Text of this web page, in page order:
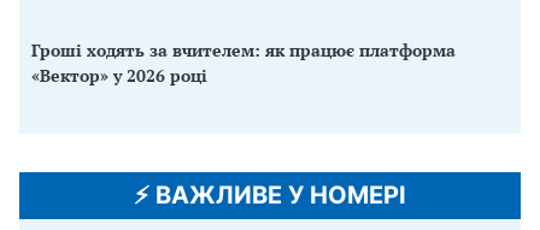
Гроші ходять за вчителем: як працює платформа
«Вектор» у 2026 році
⚡️ ВАЖЛИВЕ У НОМЕРІ